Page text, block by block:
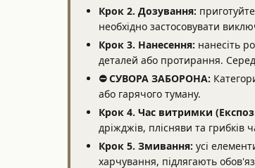
Крок 2. Дозування:
необхідно застосовувати
Крок 3. Нанесення: нанесіть
деталей або протирання.
⛔ СУВОРА ЗАБОРОНА:
або гарячого туману.
Крок 4. Час витримки
дріжджів, плісняви та
Крок 5. Змивання: усі
харчування, підлягають